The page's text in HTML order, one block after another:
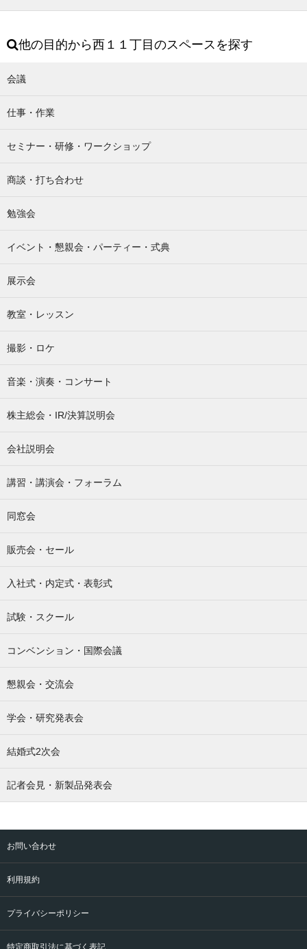
他の目的から西１１丁目のスペースを探す
会議
仕事・作業
セミナー・研修・ワークショップ
商談・打ち合わせ
勉強会
イベント・懇親会・パーティー・式典
展示会
教室・レッスン
撮影・ロケ
音楽・演奏・コンサート
株主総会・IR/決算説明会
会社説明会
講習・講演会・フォーラム
同窓会
販売会・セール
入社式・内定式・表彰式
試験・スクール
コンベンション・国際会議
懇親会・交流会
学会・研究発表会
結婚式2次会
記者会見・新製品発表会
お問い合わせ
利用規約
プライバシーポリシー
特定商取引法に基づく表記